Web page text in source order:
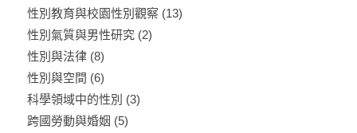
性別教育與校園性別觀察 (13)
性別氣質與男性研究(2)
性別與法律(8)
性別與空間 (6)
科學領域中的性別 (3)
跨國勞動與婚姻 (5)